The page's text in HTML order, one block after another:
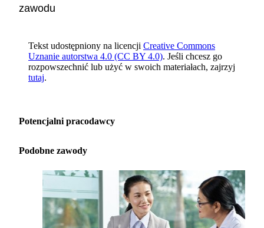
zawodu
Tekst udostępniony na licencji Creative Commons
Uznanie autorstwa 4.0 (CC BY 4.0). Jeśli chcesz go
rozpowszechnić lub użyć w swoich materiałach, zajrzyj
tutaj.
Potencjalni pracodawcy
Podobne zawody